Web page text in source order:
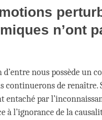
facebook
n’ont
nous possède un
continuerons de renaître.
par
à l’ignorance de la